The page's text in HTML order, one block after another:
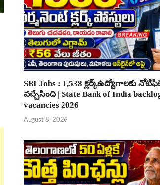
SBI Jobs : 1,538 క్లర్క్ఉద్యోగాలకు
వచ్చేసింది | State Bank of India
vacancies 2026
August 8, 2026